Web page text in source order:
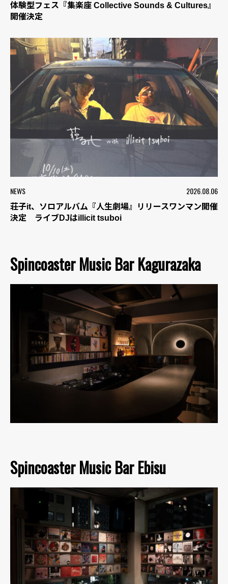
体験型フェス『集楽座 Collective Sounds & Cultures』
開催決定
NEWS 2026.08.06
荘子it、ソロアルバム『人生劇場』リリースワンマン開催
決定 ライブDJはillicit tsuboi
Spincoaster Music Bar Kagurazaka
Spincoaster Music Bar Ebisu